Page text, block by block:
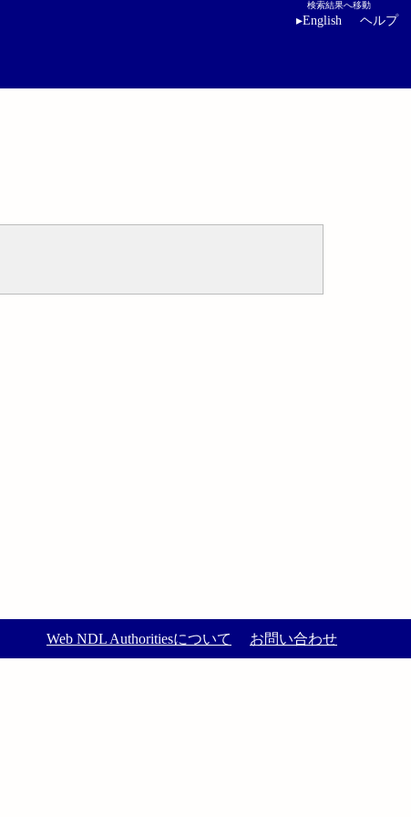
検索結果へ移動
▸English ヘルプ
Web NDL Authoritiesについて お問い合わせ